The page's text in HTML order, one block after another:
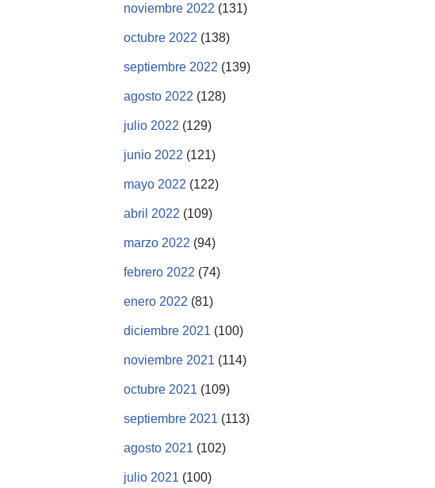
noviembre 2022 (131)
octubre 2022 (138)
septiembre 2022 (139)
agosto 2022 (128)
julio 2022 (129)
junio 2022 (121)
mayo 2022 (122)
abril 2022 (109)
marzo 2022 (94)
febrero 2022 (74)
enero 2022 (81)
diciembre 2021 (100)
noviembre 2021 (114)
octubre 2021 (109)
septiembre 2021 (113)
agosto 2021 (102)
julio 2021 (100)